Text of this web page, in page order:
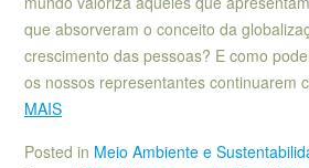
que absorveram o conceito da
crescimento das pessoas? E como
os nossos representantes continuarem
MAIS
Posted in Meio Ambiente e